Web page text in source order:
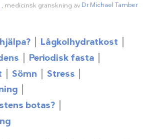
, medicinsk granskning av Dr Michael Tamber
Lågkolhydratkost
Periodisk fasta
Sömn
Stress
botas?